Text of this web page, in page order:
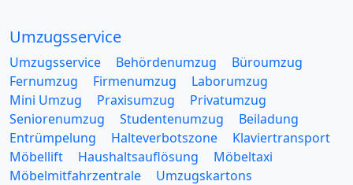
Umzugsservice
Umzugsservice Behördenumzug
Büroumzug
Fernumzug
Firmenumzug
Laborumzug
Mini Umzug
Praxisumzug
Privatumzug
Seniorenumzug
Studentenumzug
Beiladung
Entrümpelung
Halteverbotszone
Klaviertransport
Möbellift
Haushaltsauflösung
Möbeltaxi
Möbelmitfahrzentrale
Umzugskartons